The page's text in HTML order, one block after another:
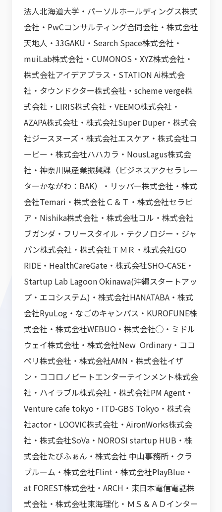
法人北海道大学・パーソルホールディングス株式
会社・PwCコンサルティング合同会社・株式会社
天地人・33GAKU・Search Space株式会社・
muiLab株式会社・CUMONOS・XYZ株式会社・
株式会社アイデアプラス・STATION Ai株式会
社・タウンドクター株式会社・scheme verge株
式会社・LIRIS株式会社・VEEMO株式会社・
AZAPA株式会社・株式会社Super Duper・株式会
社ジースヌーズ・株式会社エスケア・株式会社コ
ーピー・株式会社ハハカラ・NousLagus株式会
社・神奈川県産業振興課（ビジネスアクセラレー
ターかながわ：BAK）・リッパー株式会社・株式
会社Temari・株式会社Ｃ＆Ｔ・株式会社セラピ
ア・Nishika株式会社・株式会社コル・株式会社
ブガンダ・フリースタイル・テクノロジー・ジャ
パン株式会社・株式会社ＴＭＲ・株式会社GO
RIDE・HealthCareGate・株式会社SHO-CASE・
Startup Lab Lagoon Okinawa(沖縄スタートアッ
プ・エコシステム)・株式会社HANATABA・株式
会社RyuLog・なごのキャンパス・KUROFUNE株
式会社・株式会社WEBUO・株式会社◯・ミドル
ウェイ株式会社・株式会社New Ordinary・ココ
ペリ株式会社・株式会社AMN・株式会社イザ
ン・ココロノビートエンターテインメント株式会
社・ハイラブル株式会社・株式会社PM Agent・
Venture cafe tokyo・ITD-GBS Tokyo・株式会
社actor・LOOVIC株式会社・AironWorks株式会
社・株式会社SoVa・NOROSI startup HUB・株
式会社たびふぁん・株式会社 中山事務所・クラ
ブルーム・株式会社Flint・株式会社PlayBlue・
at FOREST株式会社・ARCH・東日本電信電話株
式会社・株式会社東海理化・ＭＳ＆ＡＤインター